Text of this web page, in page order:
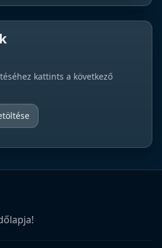
kattints a következő